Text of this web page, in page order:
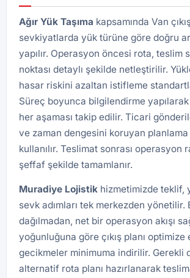
Ağır Yük Taşıma kapsamında Van
sevkiyatlarda yük türüne göre doğru
yapılır. Operasyon öncesi rota, teslim
noktası detaylı şekilde netleştirilir.
hasar riskini azaltan istifleme
Süreç boyunca bilgilendirme
her aşaması takip edilir. Ticari
ve zaman dengesini koruyan planlama
kullanılır. Teslimat sonrası operasyon
şeffaf şekilde tamamlanır.
Muradiye Lojistik hizmetimizde teklif,
sevk adımları tek merkezden
dağılmadan, net bir operasyon akışı
yoğunluğuna göre çıkış planı optimize
gecikmeler minimuma indirilir. Gerekli
alternatif rota planı hazırlanarak